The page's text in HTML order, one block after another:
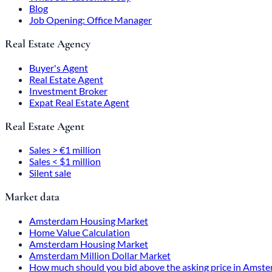
Blog
Job Opening: Office Manager
Real Estate Agency
Buyer's Agent
Real Estate Agent
Investment Broker
Expat Real Estate Agent
Real Estate Agent
Sales > €1 million
Sales < $1 million
Silent sale
Market data
Amsterdam Housing Market
Home Value Calculation
Amsterdam Housing Market
Amsterdam Million Dollar Market
How much should you bid above the asking price in